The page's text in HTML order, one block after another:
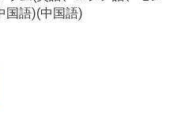
国語)(中国語)